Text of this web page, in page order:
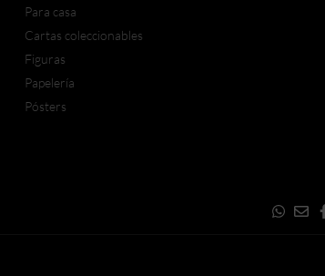
Para casa
Cartas coleccionables
Figuras
Papelería
Pósters